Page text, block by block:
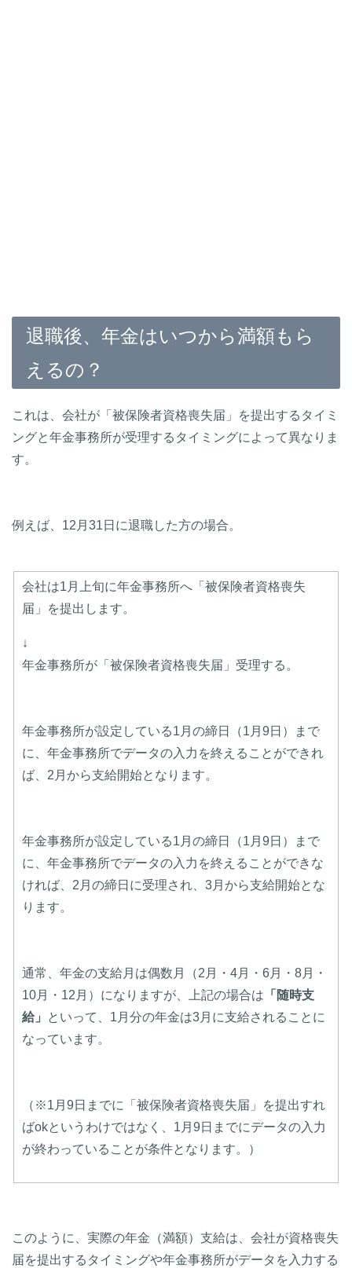
退職後、年金はいつから満額もら
えるの？
これは、会社が「被保険者資格喪失届」を提出するタイミ
ングと年金事務所が受理するタイミングによって異なりま
す。
例えば、12月31日に退職した方の場合。
会社は1月上旬に年金事務所へ「被保険者資格喪失
届」を提出します。
↓
年金事務所が「被保険者資格喪失届」受理する。
年金事務所が設定している1月の締日（1月9日）まで
に、年金事務所でデータの入力を終えることができれ
ば、2月から支給開始となります。
年金事務所が設定している1月の締日（1月9日）まで
に、年金事務所でデータの入力を終えることができな
ければ、2月の締日に受理され、3月から支給開始とな
ります。
通常、年金の支給月は偶数月（2月・4月・6月・8月・
10月・12月）になりますが、上記の場合は 「随時支
給」
といって、1月分の年金は3月に支給されることに
なっています。
（※1月9日までに「被保険者資格喪失届」を提出すれ
ばokというわけではなく、1月9日までにデータの入力
が終わっていることが条件となります。）
このように、実際の年金（満額）支給は、会社が資格喪失
届を提出するタイミングや年金事務所がデータを入力する